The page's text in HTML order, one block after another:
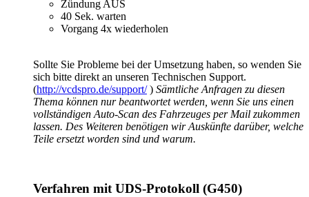
Zündung AUS
40 Sek. warten
Vorgang 4x wiederholen
Sollte Sie Probleme bei der Umsetzung haben, so wenden Sie
sich bitte direkt an unseren Technischen Support.
(http://vcdspro.de/support/) Sämtliche Anfragen zu diesen
Thema können nur beantwortet werden, wenn Sie uns einen
vollständigen Auto-Scan des Fahrzeuges per Mail zukommen
lassen. Des Weiteren benötigen wir Auskünfte darüber, welche
Teile ersetzt worden sind und warum.
Verfahren mit UDS-Protokoll (G450)